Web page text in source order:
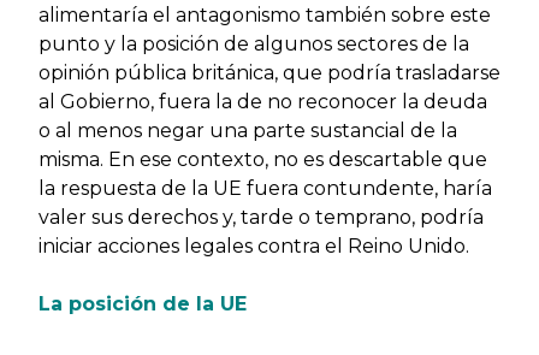
alimentaría el antagonismo también sobre este
punto y la posición de algunos sectores de la
opinión pública británica, que podría trasladarse
al Gobierno, fuera la de no reconocer la deuda
o al menos negar una parte sustancial de la
misma. En ese contexto, no es descartable que
la respuesta de la UE fuera contundente, haría
valer sus derechos y, tarde o temprano, podría
iniciar acciones legales contra el Reino Unido.
La posición de la UE